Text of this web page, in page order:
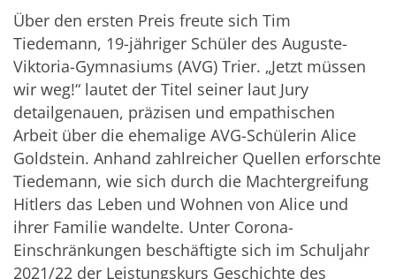
Über den ersten Preis freute sich Tim
Tiedemann, 19-jähriger Schüler des Auguste-
Viktoria-Gymnasiums (AVG) Trier. „Jetzt müssen
wir weg!“ lautet der Titel seiner laut Jury
detailgenauen, präzisen und empathischen
Arbeit über die ehemalige AVG-Schülerin Alice
Goldstein. Anhand zahlreicher Quellen erforschte
Tiedemann, wie sich durch die Machtergreifung
Hitlers das Leben und Wohnen von Alice und
ihrer Familie wandelte. Unter Corona-
Einschränkungen beschäftigte sich im Schuljahr
2021/22 der Leistungskurs Geschichte des